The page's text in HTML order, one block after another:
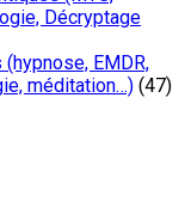
Décryptage
EMDR,
méditation…) (47)